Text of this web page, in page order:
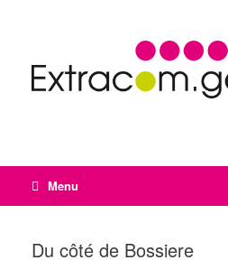
Menu
Du côté de Bossiere